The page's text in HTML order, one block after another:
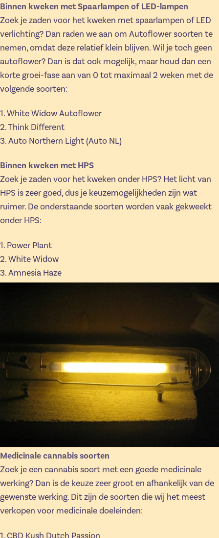
Binnen kweken met Spaarlampen of LED-lampen
Zoek je zaden voor het kweken met spaarlampen of LED
verlichting? Dan raden we aan om Autoflower soorten te
nemen, omdat deze relatief klein blijven. Wil je toch geen
autoflower? Dan is dat ook mogelijk, maar houd dan een
korte groei-fase aan van 0 tot maximaal 2 weken met de
volgende soorten:
1. White Widow Autoflower
2. Think Different
3. Auto Northern Light (Auto NL)
Binnen kweken met HPS
Zoek je zaden voor het kweken onder HPS? Het licht van
HPS is zeer goed, dus je keuzemogelijkheden zijn wat
ruimer. De onderstaande soorten worden vaak gekweekt
onder HPS:
1. Power Plant
2. White Widow
3. Amnesia Haze
Medicinale cannabis soorten
Zoek je een cannabis soort met een goede medicinale
werking? Dan is de keuze zeer groot en afhankelijk van de
gewenste werking. Dit zijn de soorten die wij het meest
verkopen voor medicinale doeleinden:
1. CBD Kush Dutch Passion